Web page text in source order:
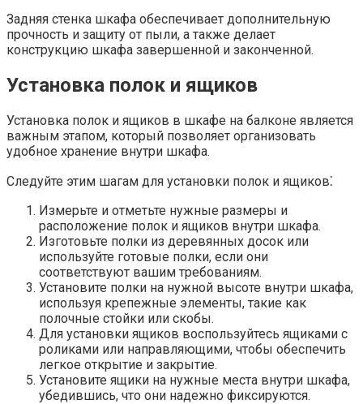
Задняя стенка шкафа обеспечивает дополнительную
прочность и защиту от пыли, а также делает
конструкцию шкафа завершенной и законченной.
Установка полок и ящиков
Установка полок и ящиков в шкафе на балконе является
важным этапом, который позволяет организовать
удобное хранение внутри шкафа.​
Следуйте этим шагам для установки полок и ящиков⁚
Измерьте и отметьте нужные размеры и
расположение полок и ящиков внутри шкафа.​
Изготовьте полки из деревянных досок или
используйте готовые полки, если они
соответствуют вашим требованиям.​
Установите полки на нужной высоте внутри шкафа,
используя крепежные элементы, такие как
полочные стойки или скобы.​
Для установки ящиков воспользуйтесь ящиками с
роликами или направляющими, чтобы обеспечить
легкое открытие и закрытие.
Установите ящики на нужные места внутри шкафа,
убедившись, что они надежно фиксируются.​